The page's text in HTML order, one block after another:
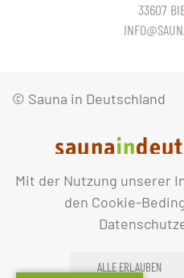
Mit der Nutzung unserer
den Cookie-
ALLE ERLAUBEN
33607
© Sauna in Deutschland